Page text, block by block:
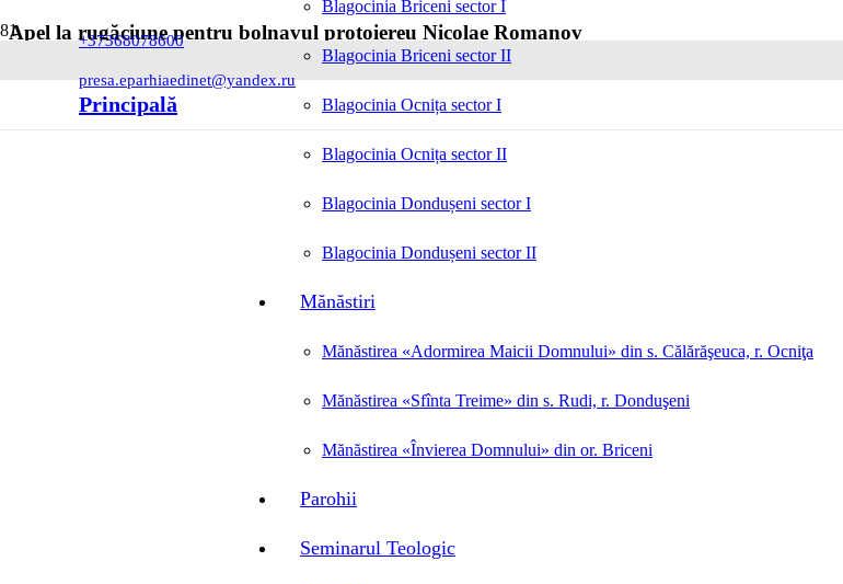
+37368078600
presa.eparhiaedinet@yandex.ru
Principală
Blagocinia Briceni sector I
Blagocinia Briceni sector II
Blagocinia Ocnița sector I
Blagocinia Ocnița sector II
Blagocinia Dondușeni sector I
Blagocinia Dondușeni sector II
Mănăstiri
Mănăstirea «Adormirea Maicii Domnului» din s. Călărăşeuca, r. Ocniţa
Mănăstirea «Sfînta Treime» din s. Rudi, r. Donduşeni
Mănăstirea «Învierea Domnului» din or. Briceni
Parohii
Seminarul Teologic
Apel la rugăciune pentru bolnavul protoiereu Nicolae Romanov